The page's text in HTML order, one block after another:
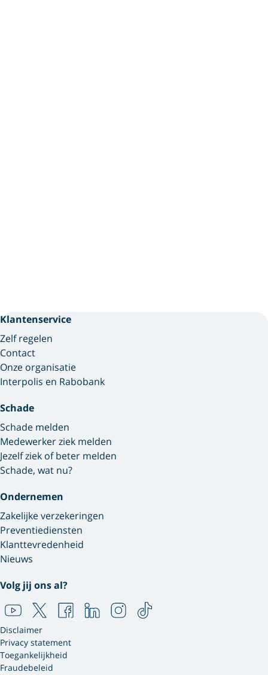
Klantenservice
Zelf regelen
Contact
Onze organisatie
Interpolis en Rabobank
Schade
Schade melden
Medewerker ziek melden
Jezelf ziek of beter melden
Schade, wat nu?
Ondernemen
Zakelijke verzekeringen
Preventiediensten
Klanttevredenheid
Nieuws
Volg jij ons al?
Disclaimer
Privacy statement
Toegankelijkheid
Fraudebeleid